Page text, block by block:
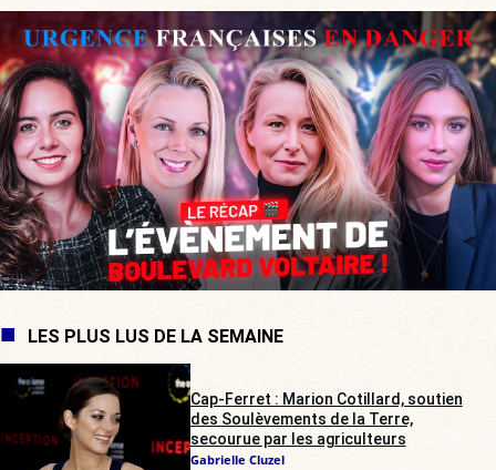
LES PLUS LUS DE LA SEMAINE
Cap-Ferret : Marion Cotillard, soutien
des Soulèvements de la Terre,
secourue par les agriculteurs
Gabrielle Cluzel